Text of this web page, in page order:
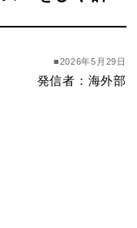
■2026年5月29日
発信者：海外部